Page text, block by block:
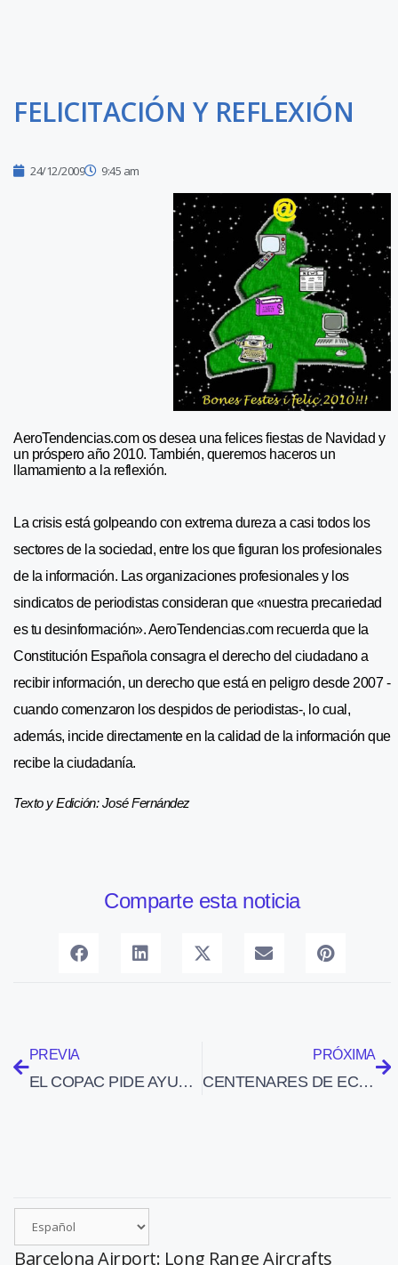
FELICITACIÓN Y REFLEXIÓN
24/12/2009 9:45 am
AeroTendencias.com os desea una felices fiestas de Navidad y
un próspero año 2010. También, queremos haceros un
llamamiento a la reflexión.
La crisis está golpeando con extrema dureza a casi todos los
sectores de la sociedad, entre los que figuran los profesionales
de la información. Las organizaciones profesionales y los
sindicatos de periodistas consideran que «nuestra precariedad
es tu desinformación». AeroTendencias.com recuerda que la
Constitución Española consagra el derecho del ciudadano a
recibir información, un derecho que está en peligro desde 2007 -
cuando comenzaron los despidos de periodistas-, lo cual,
además, incide directamente en la calidad de la información que
recibe la ciudadanía.
Texto y Edición: José Fernández
Comparte esta noticia
PREVIA
EL COPAC PIDE AYUDAS AL MINISTERIO DE TRABAJO PARA PALIAR EL PARO ENTRE LOS PILOTOS PROFESIONALES
PRÓXIMA
CENTENARES DE ECUATORIANOS ATRAPADOS EN MADRID-BARAJAS (23-12-09)
Barcelona Airport: Long Range Aircrafts